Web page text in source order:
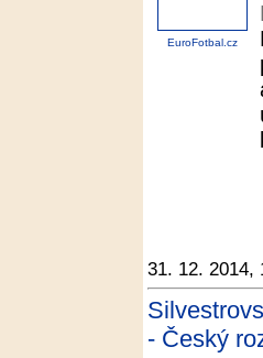
EuroFotbal.cz
31. 12. 2014,
- Český